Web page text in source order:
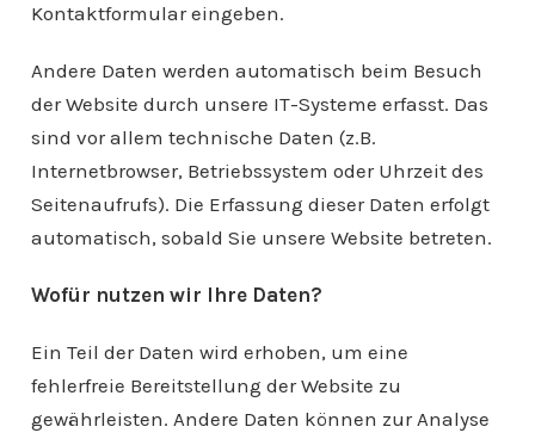
Kontaktformular eingeben.
Andere Daten werden automatisch beim Besuch
der Website durch unsere IT-Systeme erfasst. Das
sind vor allem technische Daten (z.B.
Internetbrowser, Betriebssystem oder Uhrzeit des
Seitenaufrufs). Die Erfassung dieser Daten erfolgt
automatisch, sobald Sie unsere Website betreten.
Wofür nutzen wir Ihre Daten?
Ein Teil der Daten wird erhoben, um eine
fehlerfreie Bereitstellung der Website zu
gewährleisten. Andere Daten können zur Analyse